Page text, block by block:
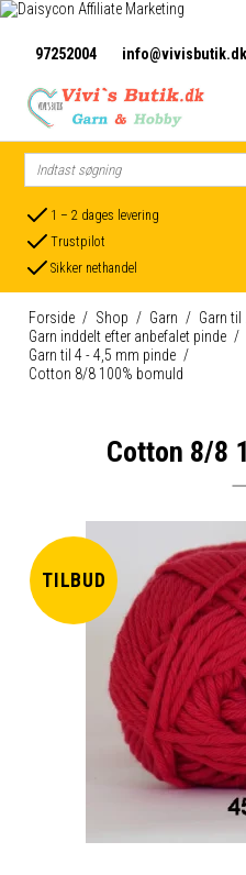
97252004 info@vivisbutik.dk
1 – 2 dages levering
Trustpilot
Sikker nethandel
Forside / Shop / Garn / Garn
Garn inddelt efter anbefalet pinde /
Garn til 4 - 4,5 mm pinde /
Cotton 8/8 100% bomuld
Cotton 8/8
TILBUD